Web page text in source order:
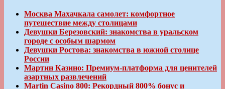
Москва Махачкала самолет: комфортное
путешествие между столицами
Девушки Березовский: знакомства в уральском
городе с особым шармом
Девушки Ростова: знакомства в южной столице
России
Мартин Казино: Премиум-платформа для ценителей
азартных развлечений
Martin Casino 800: Рекордный 800% бонус и